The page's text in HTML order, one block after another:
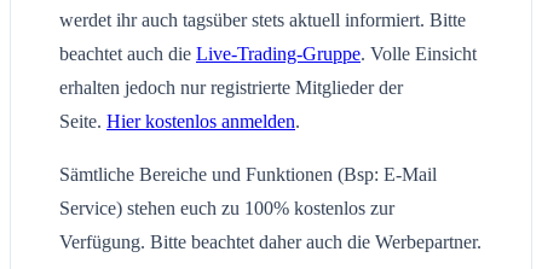
werdet ihr auch tagsüber stets aktuell informiert. Bitte
beachtet auch die Live-Trading-Gruppe. Volle Einsicht
erhalten jedoch nur registrierte Mitglieder der
Seite. Hier kostenlos anmelden.
Sämtliche Bereiche und Funktionen (Bsp: E-Mail
Service) stehen euch zu 100% kostenlos zur
Verfügung. Bitte beachtet daher auch die Werbepartner.